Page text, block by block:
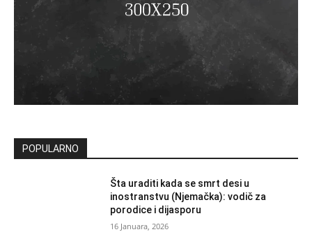
POPULARNO
Šta uraditi kada se smrt desi u
inostranstvu (Njemačka): vodič za
porodice i dijasporu
16 Januara, 2026